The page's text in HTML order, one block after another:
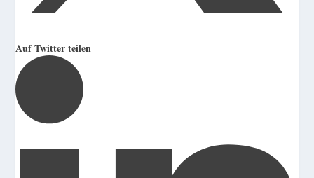
Auf Twitter teilen